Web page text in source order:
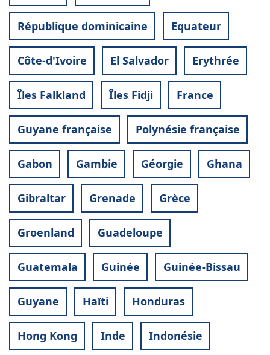
République dominicaine Equateur
Côte-d'Ivoire El Salvador Erythrée
Îles Falkland Îles Fidji France
Guyane française Polynésie française
Gabon Gambie Géorgie Ghana
Gibraltar Grenade Grèce
Groenland Guadeloupe
Guatemala Guinée Guinée-Bissau
Guyane Haïti Honduras
Hong Kong Inde Indonésie